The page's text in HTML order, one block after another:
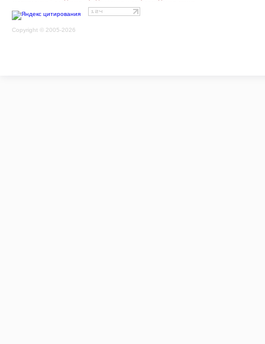
Copyright © 2005-2026